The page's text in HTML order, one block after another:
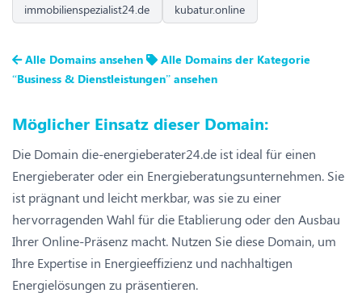
immobilienspezialist24.de
kubatur.online
Alle Domains ansehen
Alle Domains der Kategorie
“Business & Dienstleistungen” ansehen
Möglicher Einsatz dieser Domain:
Die Domain die-energieberater24.de ist ideal für einen
Energieberater oder ein Energieberatungsunternehmen. Sie
ist prägnant und leicht merkbar, was sie zu einer
hervorragenden Wahl für die Etablierung oder den Ausbau
Ihrer Online-Präsenz macht. Nutzen Sie diese Domain, um
Ihre Expertise in Energieeffizienz und nachhaltigen
Energielösungen zu präsentieren.